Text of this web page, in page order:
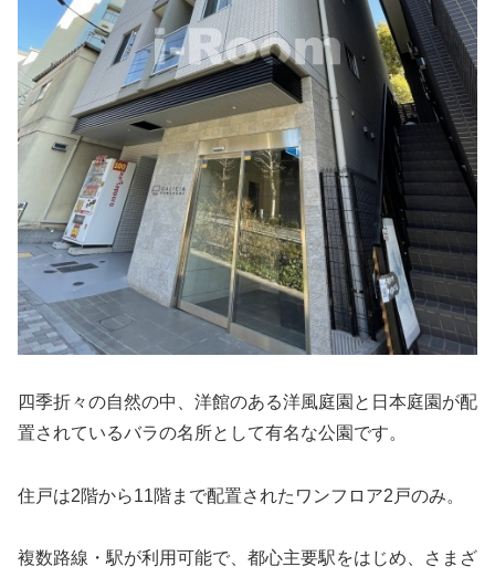
四季折々の自然の中、洋館のある洋風庭園と日本庭園が配
置されているバラの名所として有名な公園です。
住戸は2階から11階まで配置されたワンフロア2戸のみ。
複数路線・駅が利用可能で、都心主要駅をはじめ、さまざ